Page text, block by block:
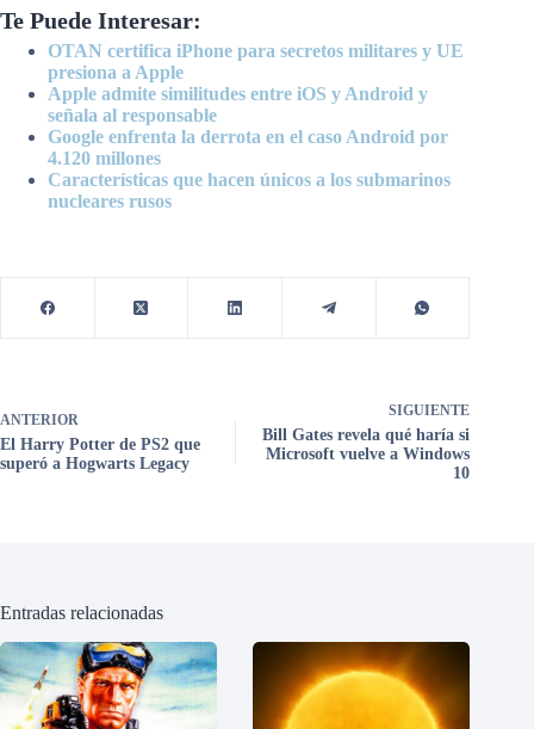
Te Puede Interesar:
OTAN certifica iPhone para secretos militares y UE
presiona a Apple
Apple admite similitudes entre iOS y Android y
señala al responsable
Google enfrenta la derrota en el caso Android por
4.120 millones
Características que hacen únicos a los submarinos
nucleares rusos
ANTERIOR
El Harry Potter de PS2 que
superó a Hogwarts Legacy
SIGUIENTE
Bill Gates revela qué haría si
Microsoft vuelve a Windows
10
Entradas relacionadas